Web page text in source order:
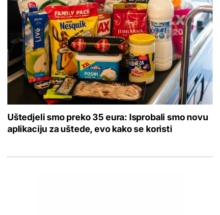
Uštedjeli smo preko 35 eura: Isprobali smo novu
aplikaciju za uštede, evo kako se koristi